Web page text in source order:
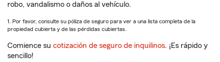
robo, vandalismo o daños al vehículo.
1. Por favor, consulte su póliza de seguro para ver a una lista completa de la
propiedad cubierta y de las pérdidas cubiertas.
Comience su cotización de seguro de inquilinos. ¡Es rápido y
sencillo!